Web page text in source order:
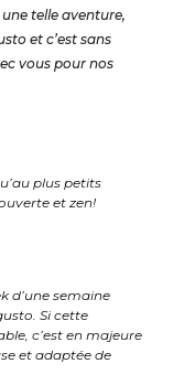
telle aventure,
et c’est sans
vous pour nos
plus petits
et zen!
d’une semaine
Si cette
c’est en majeure
et adaptée de